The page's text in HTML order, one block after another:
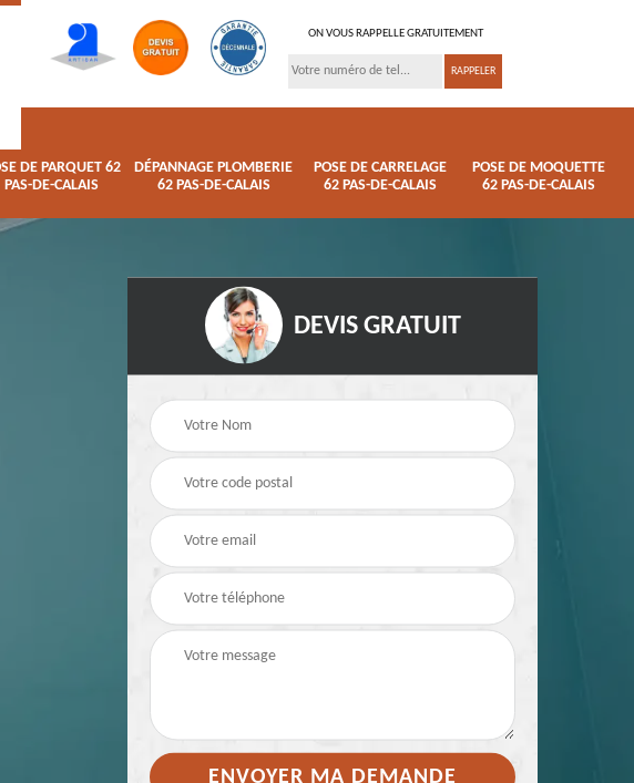
ON VOUS RAPPELLE GRATUITEMENT
DE PARQUET 62
PAS-DE-CALAIS
DÉPANNAGE PLOMBERIE
62 PAS-DE-CALAIS
POSE DE CARRELAGE
62 PAS-DE-CALAIS
POSE DE MOQUETTE
62 PAS-DE-CALAIS
de maison
Pose de parquet 62
Dépannage
62 Pas-de-Calais
DEVIS GRATUIT